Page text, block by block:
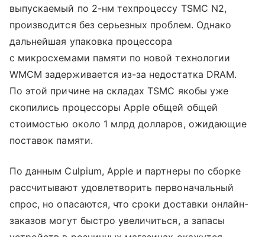
выпускаемый по 2-нм техпроцессу TSMC N2,
производится без серьезных проблем. Однако
дальнейшая упаковка процессора
с микросхемами памяти по новой технологии
WMCM задерживается из-за недостатка DRAM.
По этой причине на складах TSMC якобы уже
скопились процессоры Apple общей общей
стоимостью около 1 млрд долларов, ожидающие
поставок памяти.
По данным Culpium, Apple и партнеры по сборке
рассчитывают удовлетворить первоначальный
спрос, но опасаются, что сроки доставки онлайн-
заказов могут быстро увеличиться, а запасы